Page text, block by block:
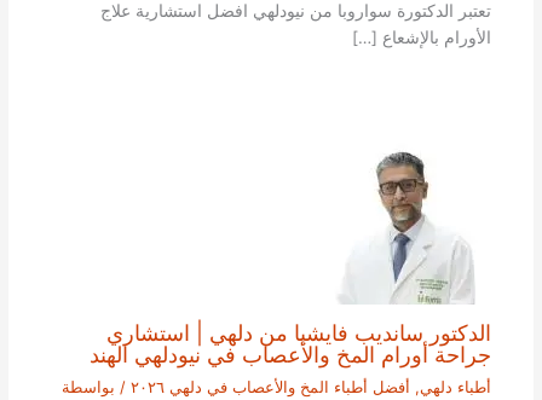
تعتبر الدكتورة سواروبا من نيودلهي افضل استشارية علاج
الأورام بالإشعاع […]
الدكتور سانديب فايشيا من دلهي | استشاري
جراحة أورام المخ والأعصاب في نيودلهي الهند
أطباء دلهي, أفضل أطباء المخ والأعصاب في دلهي ٢٠٢٦
/ بواسطة